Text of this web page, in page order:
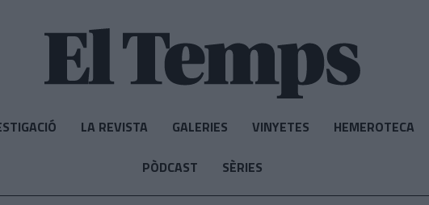
LA REVISTA GALERIES VINYETES HEMEROTECA
PÒDCAST SÈRIES